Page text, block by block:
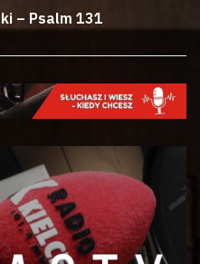
– Psalm 131